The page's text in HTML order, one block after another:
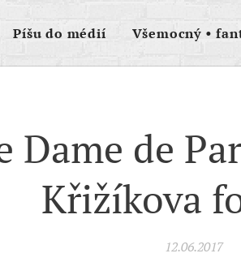
Píšu do médií Všemocný •
Dame de
Křižíkova
12.06.2017